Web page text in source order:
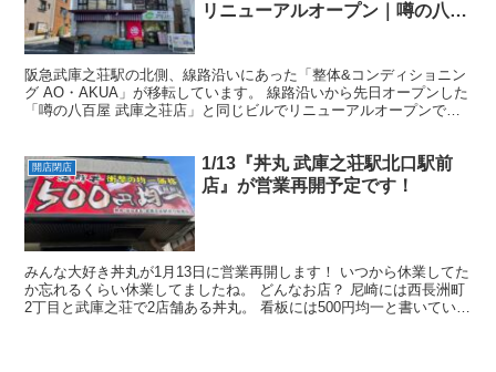
リニューアルオープン｜噂の八百
阪急武庫之荘駅の北側、線路沿いにあった「整体&コンディショニン
グ AO・AKUA」が移転しています。 線路沿いから先日オープンした
「噂の八百屋 武庫之荘店」と同じビルでリニューアルオープンで
開店閉店
1/13『丼丸 武庫之荘駅北口駅前
店』が営業再開予定です！
みんな大好き丼丸が1月13日に営業再開します！ いつから休業してた
か忘れるくらい休業してましたね。 どんなお店？ 尼崎には西長洲町
2丁目と武庫之荘で2店舗ある丼丸。 看板には500円均一と書いていま